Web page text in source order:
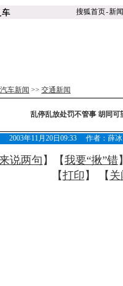
搜狐首页-新闻
汽车新闻 >> 交通新闻
乱停乱放处罚不管事 胡同可
2003年11月20日09:33 作者：薛
说两句】【我要“揪”错
【打印 】 【 关